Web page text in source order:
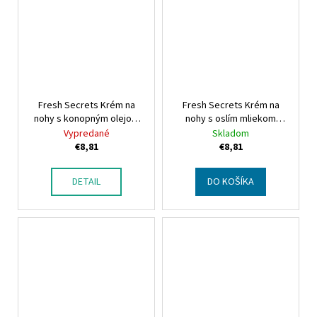
Fresh Secrets Krém na
nohy s konopným olejom
Fresh Secrets Cannabis
foot cream
Vypredané
€8,81
DETAIL
Fresh Secrets Krém na
nohy s oslím mliekom
classicFresh Secrets
Donkey Milk Foot cream
Skladom
€8,81
DO KOŠÍKA